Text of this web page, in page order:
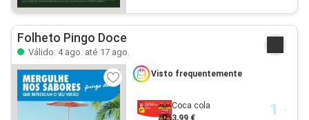
Folheto Pingo Doce
Válido: 4 ago. até 17 ago.
Visto frequentemente
Coca cola
3,99 €